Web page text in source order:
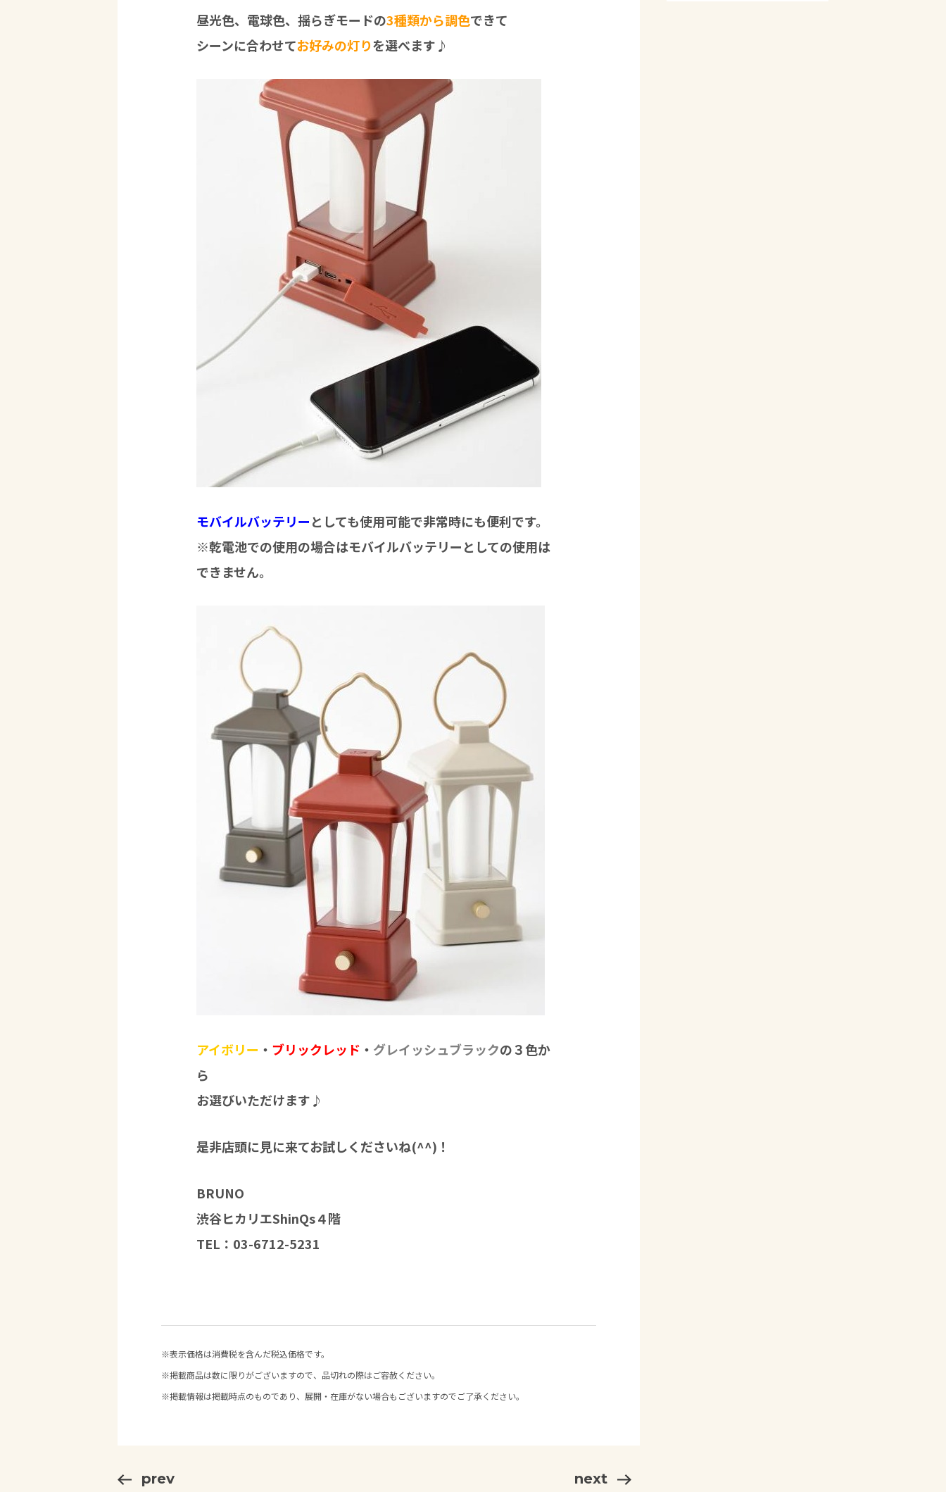
昼光色、電球色、揺らぎモードの3種類から調色できて
シーンに合わせてお好みの灯りを選べます♪
モバイルバッテリーとしても使用可能で非常時にも便利です。
※乾電池での使用の場合はモバイルバッテリーとしての使用は
できません。
アイボリー ・ ブリックレッド ・ グレイッシュブラックの３色か
ら
お選びいただけます♪
是非店頭に見に来てお試しくださいね(^^)！
BRUNO
渋谷ヒカリエShinQs４階
TEL：03-6712-5231
※表示価格は消費税を含んだ税込価格です。
※掲載商品は数に限りがございますので、品切れの際はご容赦ください。
※掲載情報は掲載時点のものであり、展開・在庫がない場合もございますのでご了承ください。
prev next